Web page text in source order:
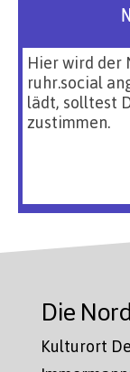
Hier wird der
ruhr.social
lädt, solltest
zustimmen.
Die
Kulturort